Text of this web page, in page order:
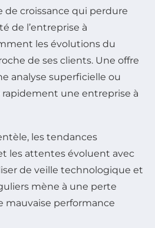
de croissance qui perdure
de l’entreprise à
les évolutions du
de ses clients. Une offre
analyse superficielle ou
une entreprise à
les tendances
les attentes évoluent avec
de veille technologique et
mène à une perte
mauvaise performance